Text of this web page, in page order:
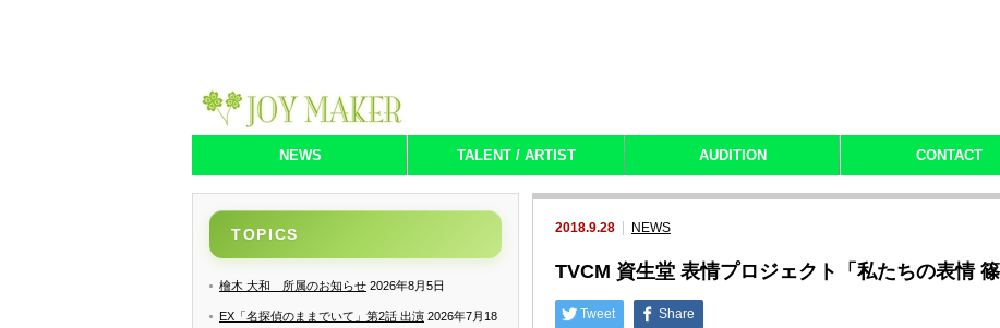
NEWS TALENT / ARTIST AUDITION CONTACT
2018.9.28 NEWS
TVCM 資生堂 表情プロジェクト「私たちの表情
Tweet Share
TOPICS
檜木 大和 所属のお知らせ 2026年8月5日
EX「名探偵のままでいて」第2話 出演 2026年7月18